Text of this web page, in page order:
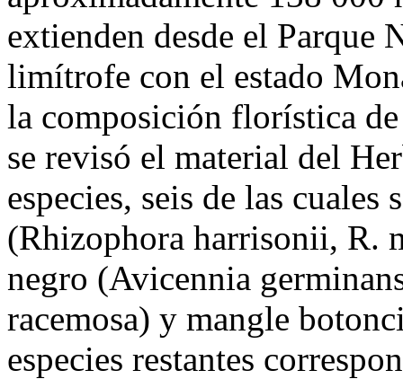
extienden desde el Parque
limítrofe con el estado
la composición florística
se revisó el material del
especies, seis de las
(Rhizophora harrisonii, R.
negro (Avicennia
racemosa) y mangle
especies restantes